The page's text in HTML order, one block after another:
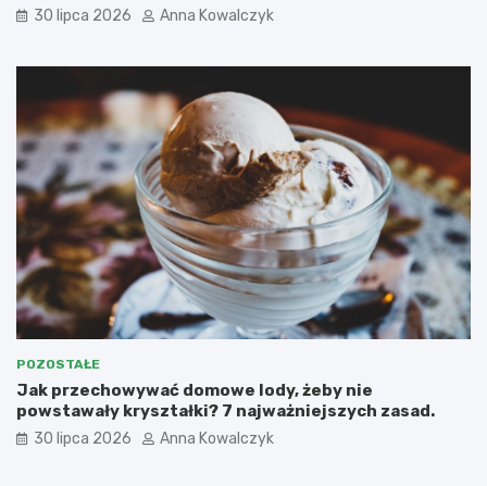
30 lipca 2026 Anna Kowalczyk
POZOSTAŁE
Jak przechowywać domowe lody, żeby nie
powstawały kryształki? 7 najważniejszych zasad.
30 lipca 2026 Anna Kowalczyk